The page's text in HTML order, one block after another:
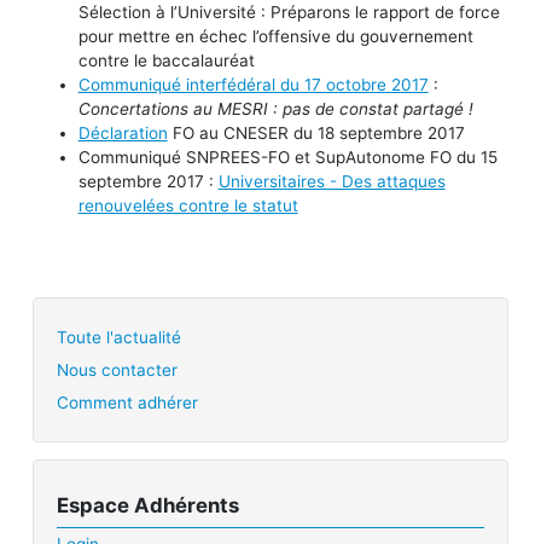
Sélection à l’Université : Préparons le rapport de force
pour mettre en échec l’offensive du gouvernement
contre le baccalauréat
Communiqué interfédéral du 17 octobre 2017 :
Concertations au MESRI : pas de constat partagé !
Déclaration FO au CNESER du 18 septembre 2017
Communiqué SNPREES-FO et SupAutonome FO du 15
septembre 2017 : Universitaires - Des attaques
renouvelées contre le statut
Toute l'actualité
Nous contacter
Comment adhérer
Espace Adhérents